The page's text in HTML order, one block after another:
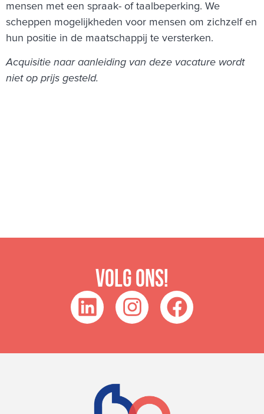
mensen met een spraak- of taalbeperking. We
scheppen mogelijkheden voor mensen om zichzelf en
hun positie in de maatschappij te versterken.
Acquisitie naar aanleiding van deze vacature wordt
niet op prijs gesteld.
Volg ons!